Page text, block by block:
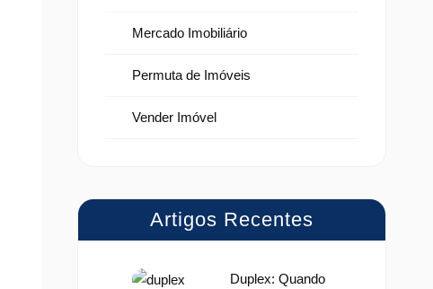
Mercado Imobiliário
Permuta de Imóveis
Vender Imóvel
Artigos Recentes
Duplex: Quando